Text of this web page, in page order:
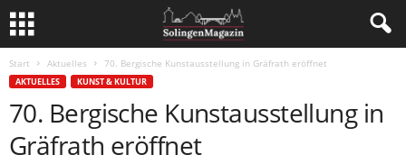
Start Aktuelles 70. Bergische Kunstausstellung in Gräfrath eröffnet
AKTUELLES KUNST & KULTUR
70. Bergische Kunstausstellung in
Gräfrath eröffnet